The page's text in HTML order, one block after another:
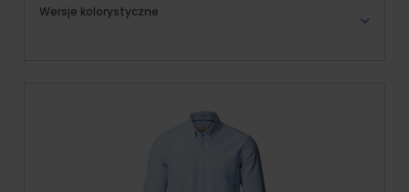
Wersje kolorystyczne